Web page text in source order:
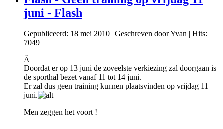
juni - Flash
Gepubliceerd: 18 mei 2010 | Geschreven door Yvan | Hits:
7049
Â
Doordat er op 13 juni de zoveelste verkiezing zal doorgaan is
de sporthal bezet vanaf 11 tot 14 juni.
Er zal dus geen training kunnen plaatsvinden op vrijdag 11
juni.
Men zeggen het voort !